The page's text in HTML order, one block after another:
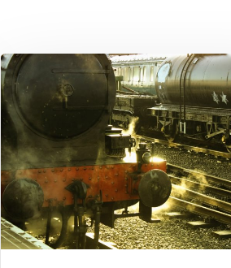
Train
de
nuit